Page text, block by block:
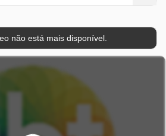
não está mais disponível.